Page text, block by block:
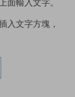
輸入文字。
入文字方塊，